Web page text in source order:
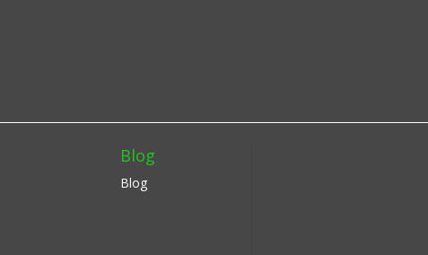
Blog
Blog